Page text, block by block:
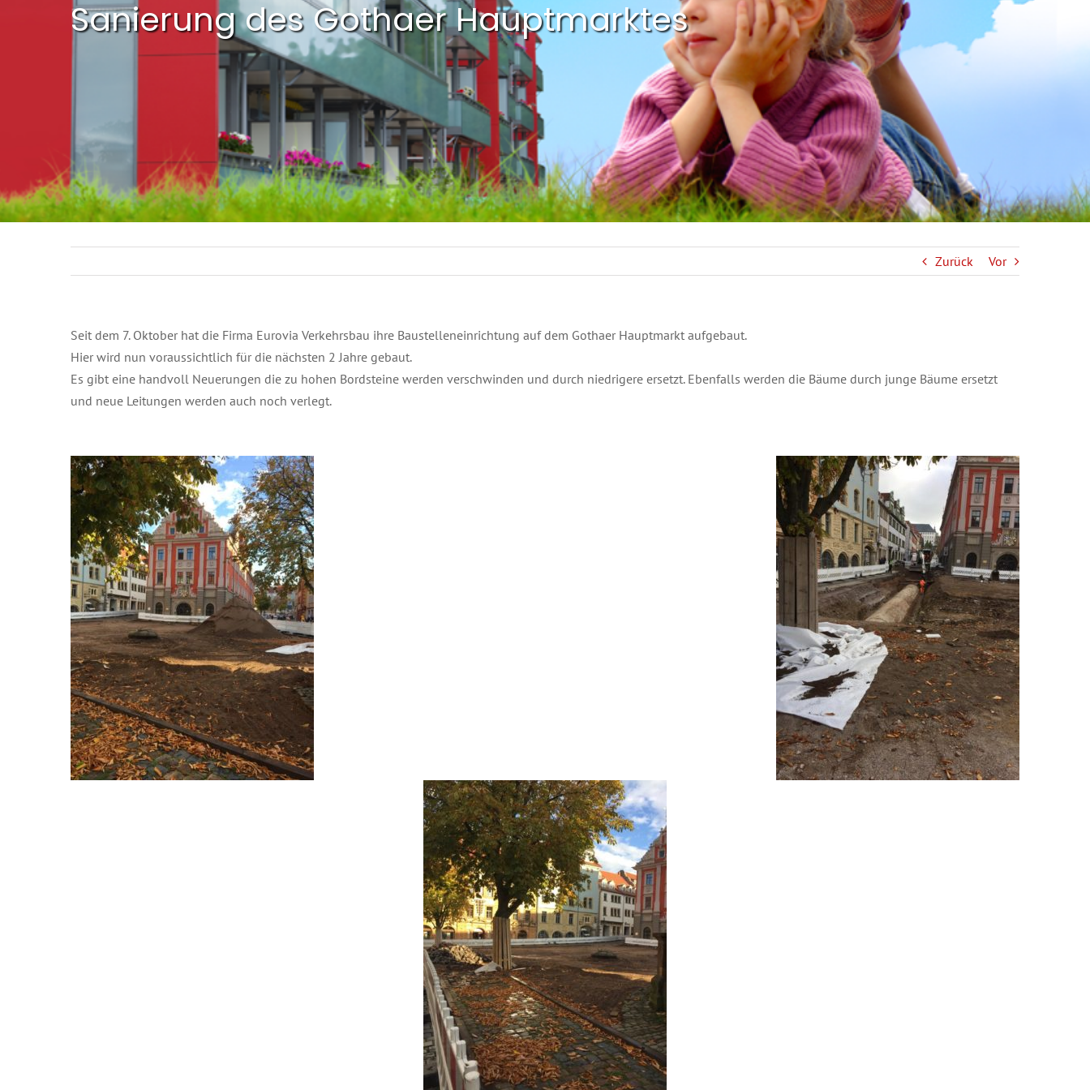
Sanierung des Gothaer Hauptmarktes
Zurück Vor
Seit dem 7. Oktober hat die Firma Eurovia Verkehrsbau ihre Baustelleneinrichtung auf dem Gothaer Hauptmarkt aufgebaut.
Hier wird nun voraussichtlich für die nächsten 2 Jahre gebaut.
Es gibt eine handvoll Neuerungen die zu hohen Bordsteine werden verschwinden und durch niedrigere ersetzt. Ebenfalls werden die Bäume durch junge Bäume ersetzt
und neue Leitungen werden auch noch verlegt.